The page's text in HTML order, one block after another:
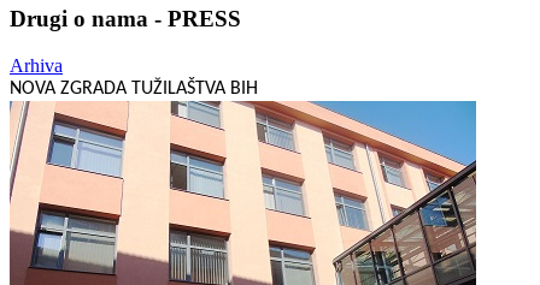
Drugi o nama - PRESS
Arhiva
NOVA ZGRADA TUŽILAŠTVA BIH